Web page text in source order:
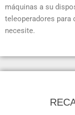
máquinas a su
teleoperadores para
necesite.